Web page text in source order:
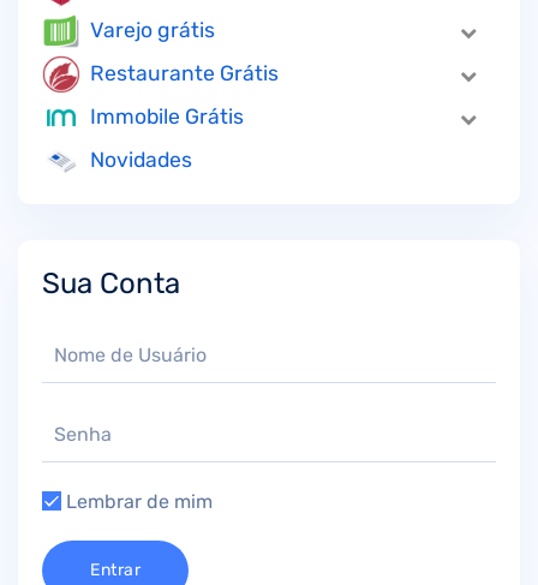
Varejo grátis
Restaurante Grátis
Immobile Grátis
Novidades
Sua Conta
Lembrar de mim
Entrar